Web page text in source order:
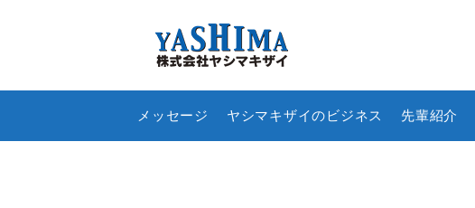
メッセージ ヤシマキザイのビジネス 先輩紹介